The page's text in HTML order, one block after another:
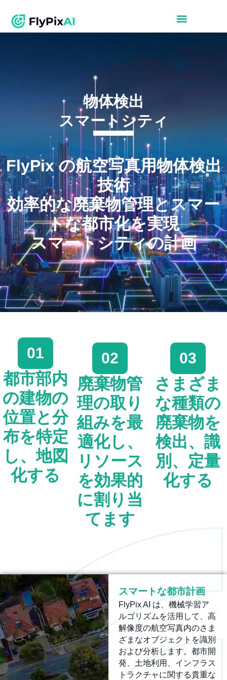
物体検出
スマートシティ
FlyPix の航空写真用物体検出
技術
効率的な廃棄物管理とスマー
トな都市化を実現
スマートシティの計画
01
都市部内
の建物の
位置と分
布を特定
し、地図
化する
02
廃棄物管
理の取り
組みを最
適化し、
リソース
を効果的
に割り当
てます
03
さまざま
な種類の
廃棄物を
検出、識
別、定量
化する
スマートな都市計画
FlyPix AI は、機械学習ア
ルゴリズムを活用して、高
解像度の航空写真内のさま
ざまなオブジェクトを識別
および分析します。都市開
発、土地利用、インフラス
トラクチャに関する貴重な